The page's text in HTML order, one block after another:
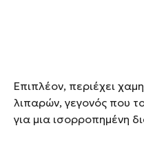
Επιπλέον, περιέχει
λιπαρών, γεγονός που
για μια ισορροπημένη